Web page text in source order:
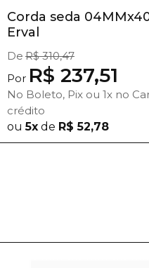
Corda seda
Erval
De R$ 310,47
Por R$ 237,51
No Boleto, Pix ou 1x no
crédito
ou5x de R$ 52,78